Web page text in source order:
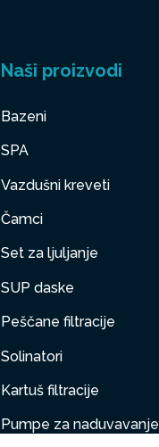
Naši proizvodi
Bazeni
SPA
Vazdušni kreveti
Čamci
Set za ljuljanje
SUP daske
Peščane filtracije
Solinatori
Kartuš filtracije
Pumpe za naduvavanje